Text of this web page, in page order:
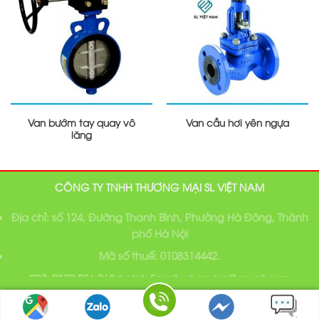
Van bướm tay quay vô
lăng
Van cầu hơi yên ngựa
CÔNG TY TNHH THƯƠNG MẠI SL VIỆT NAM
Địa chỉ: số 124, Đường Thanh Bình, Phường Hà Đông, Thành
phố Hà Nội
Mã số thuế: 0108314442.
SĐT: 0379 236 268 (zalo), Email: chanslvn@gmail.com
Bản quyền thuộc về SL Việt Nam